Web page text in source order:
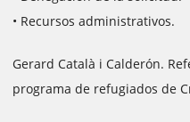
• Recursos administrativos.
Gerard Català i Calderón.
programa de refugiados de